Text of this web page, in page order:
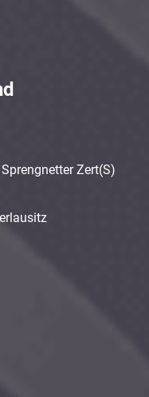
Zert(S)